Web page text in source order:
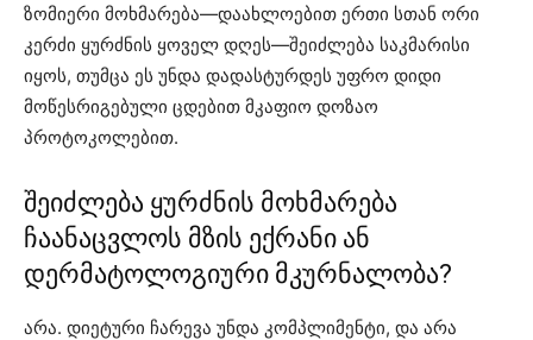
ზომიერი მოხმარება—დაახლოებით ერთი სთან ორი
კერძი ყურძნის ყოველ დღეს—შეიძლება საკმარისი
იყოს, თუმცა ეს უნდა დადასტურდეს უფრო დიდი
მოწესრიგებული ცდებით მკაფიო დოზაო
პროტოკოლებით.
შეიძლება ყურძნის მოხმარება
ჩაანაცვლოს მზის ექრანი ან
დერმატოლოგიური მკურნალობა?
არა. დიეტური ჩარევა უნდა კომპლიმენტი, და არა